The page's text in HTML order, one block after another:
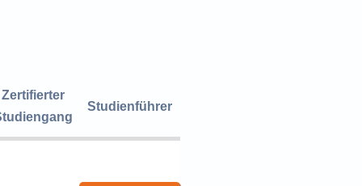
Zertifierter
Studienführer